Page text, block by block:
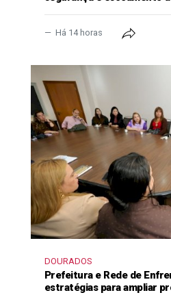
Há 14 horas
DOURADOS
Prefeitura e Rede de
estratégias para ampliar